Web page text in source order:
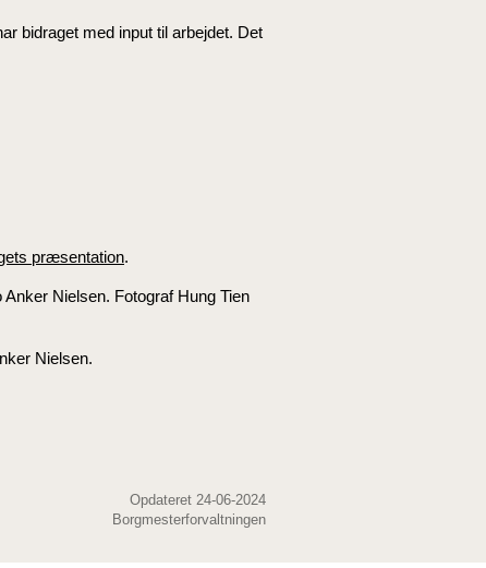
bidraget med input til arbejdet. Det
præsentation.
Nielsen.
Opdateret 24-06-2024
Borgmesterforvaltningen